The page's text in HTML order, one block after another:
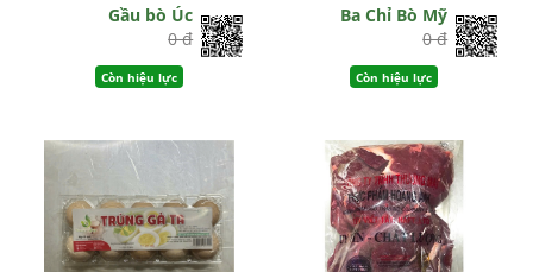
Gầu bò Úc
0 đ
Còn hiệu lực
Ba Chỉ Bò Mỹ
0 đ
Còn hiệu lực